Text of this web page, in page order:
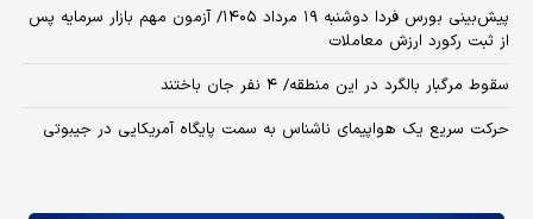
​پیش‌بینی بورس فردا دوشنبه ۱۹ مرداد ۱۴۰۵/ آزمون مهم بازار سرمایه پس
از ثبت رکورد ارزش معاملات
سقوط مرگبار بالگرد در این منطقه/ ۴ نفر جان باختند
حرکت سریع یک هواپیمای ناشناس به سمت پایگاه آمریکایی در جیبوتی